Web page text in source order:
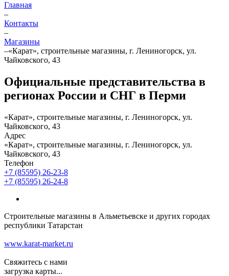
Главная
–
Контакты
–
Магазины
–«Карат», строительные магазины, г. Лениногорск, ул.
Чайковского, 43
Официальные представительства в
регионах России и СНГ в Перми
«Карат», строительные магазины, г. Лениногорск, ул.
Чайковского, 43
Адрес
«Карат», строительные магазины, г. Лениногорск, ул.
Чайковского, 43
Телефон
+7 (85595) 26-23-8
+7 (85595) 26-24-8
Строительные магазины в Альметьевске и других городах
республики Татарстан
www.karat-market.ru
Свяжитесь с нами
загрузка карты...